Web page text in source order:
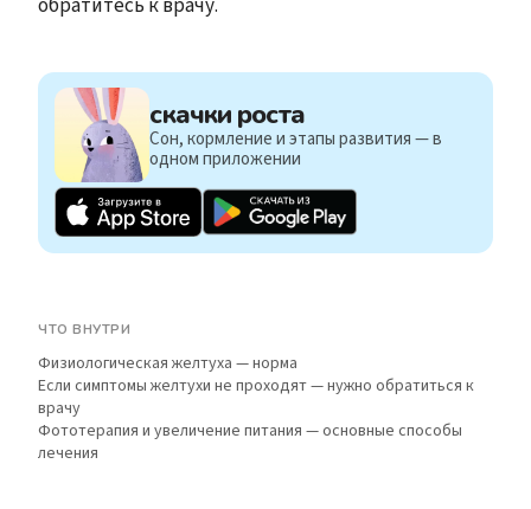
скачки роста
Сон, кормление и этапы развития — в
одном приложении
ЧТО ВНУТРИ
Физиологическая желтуха — норма
Если симптомы желтухи не проходят — нужно обратиться к
врачу
Фототерапия и увеличение питания — основные способы
лечения